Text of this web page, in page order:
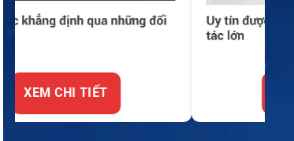
XEM CHI TIẾT